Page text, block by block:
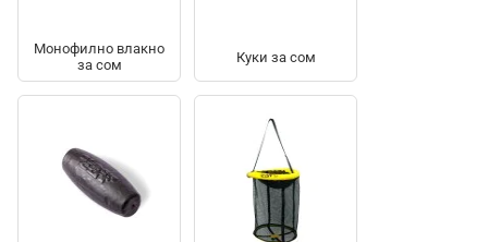
Монофилно влакно
за сом
Куки за сом